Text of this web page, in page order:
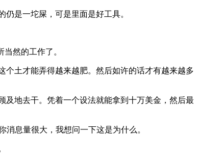
是一坨屎，可是里面是好工具。
然的工作了。
土才能弄得越来越肥。然后如许的话才有越来越多
地去干。凭着一个设法就能拿到十万美金，然后最
息量很大，我想问一下这是为什么。